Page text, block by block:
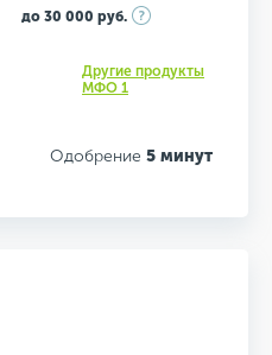
до 30 000 руб.
Другие продукты
МФО 1
Одобрение 5 минут